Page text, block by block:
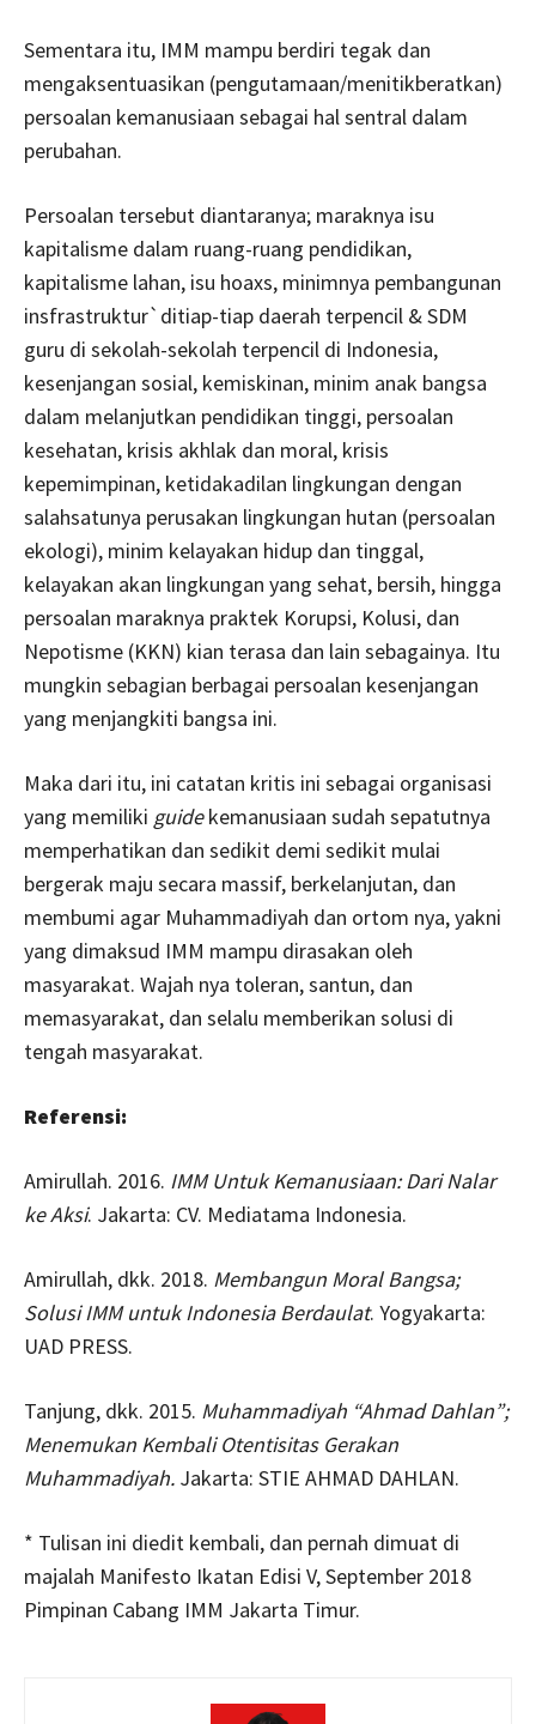
Sementara itu, IMM mampu berdiri tegak dan
mengaksentuasikan (pengutamaan/menitikberatkan)
persoalan kemanusiaan sebagai hal sentral dalam
perubahan.
Persoalan tersebut diantaranya; maraknya isu
kapitalisme dalam ruang-ruang pendidikan,
kapitalisme lahan, isu hoaxs, minimnya pembangunan
insfrastruktur`ditiap-tiap daerah terpencil & SDM
guru di sekolah-sekolah terpencil di Indonesia,
kesenjangan sosial, kemiskinan, minim anak bangsa
dalam melanjutkan pendidikan tinggi, persoalan
kesehatan, krisis akhlak dan moral, krisis
kepemimpinan, ketidakadilan lingkungan dengan
salahsatunya perusakan lingkungan hutan (persoalan
ekologi), minim kelayakan hidup dan tinggal,
kelayakan akan lingkungan yang sehat, bersih, hingga
persoalan maraknya praktek Korupsi, Kolusi, dan
Nepotisme (KKN) kian terasa dan lain sebagainya. Itu
mungkin sebagian berbagai persoalan kesenjangan
yang menjangkiti bangsa ini.
Maka dari itu, ini catatan kritis ini sebagai organisasi
yang memiliki guidekemanusiaan sudah sepatutnya
memperhatikan dan sedikit demi sedikit mulai
bergerak maju secara massif, berkelanjutan, dan
membumi agar Muhammadiyah dan ortom nya, yakni
yang dimaksud IMM mampu dirasakan oleh
masyarakat. Wajah nya toleran, santun, dan
memasyarakat, dan selalu memberikan solusi di
tengah masyarakat.
Referensi:
Amirullah. 2016. IMM Untuk Kemanusiaan: Dari Nalar
ke Aksi. Jakarta: CV. Mediatama Indonesia.
Amirullah, dkk. 2018. Membangun Moral Bangsa;
Solusi IMM untuk Indonesia Berdaulat. Yogyakarta:
UAD PRESS.
Tanjung, dkk. 2015. Muhammadiyah “Ahmad Dahlan”;
Menemukan Kembali Otentisitas Gerakan
Muhammadiyah. Jakarta: STIE AHMAD DAHLAN.
* Tulisan ini diedit kembali, dan pernah dimuat di
majalah Manifesto Ikatan Edisi V, September 2018
Pimpinan Cabang IMM Jakarta Timur.